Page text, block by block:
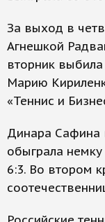
За выход в
Агнешкой
вторник
Марию
«Теннис и
Динара Сафина
обыграла
6:3. Во втором